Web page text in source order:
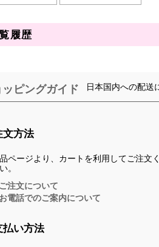
履歴
ッピングガイド 日本国内への配送
文方法
ページより、カートを利用してご注文く
。
ご注文について
お電話でのご案内について
払い方法